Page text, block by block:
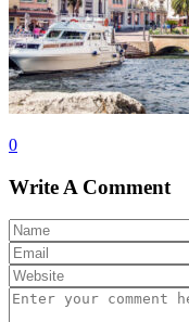
0
Write A Comment